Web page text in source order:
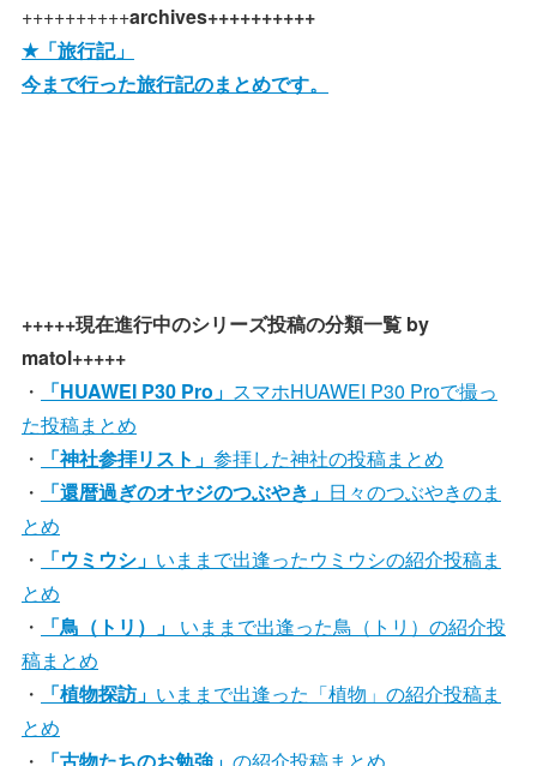
++++++++++archives++++++++++
★「旅行記」
今まで行った旅行記のまとめです。
+++++現在進行中のシリーズ投稿の分類一覧 by
matol+++++
・
「HUAWEI P30 Pro」 スマホHUAWEI P30 Proで撮っ
た投稿まとめ
・
「神社参拝リスト」 参拝した神社の投稿まとめ
・
「還暦過ぎのオヤジのつぶやき」 日々のつぶやきのま
とめ
・
「ウミウシ」 いままで出逢ったウミウシの紹介投稿ま
とめ
・
「鳥（トリ）」 いままで出逢った鳥（トリ）の紹介投
稿まとめ
・
「植物探訪」 いままで出逢った「植物」の紹介投稿ま
とめ
・
「古物たちのお勉強」 の紹介投稿まとめ